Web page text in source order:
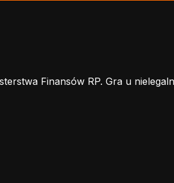
Finansów RP. Gra u